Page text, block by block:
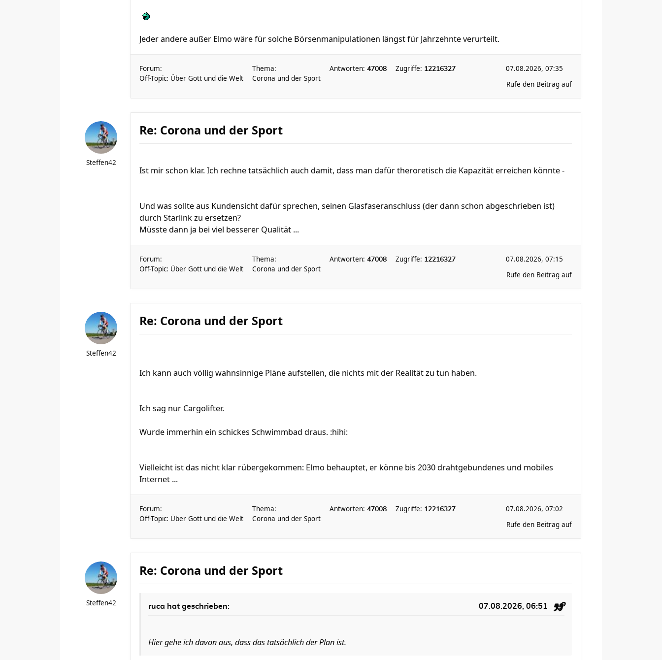
Jeder andere außer Elmo wäre für solche Börsenmanipulationen längst für Jahrzehnte verurteilt.
Forum:
Off-Topic: Über Gott und die Welt
Thema:
Corona und der Sport
Antworten: 47008 Zugriffe: 12216327
07.08.2026, 07:35
Rufe den Beitrag auf
Steffen42
Re: Corona und der Sport
Ist mir schon klar. Ich rechne tatsächlich auch damit, dass man dafür theroretisch die Kapazität erreichen könnte -
Und was sollte aus Kundensicht dafür sprechen, seinen Glasfaseranschluss (der dann schon abgeschrieben ist)
durch Starlink zu ersetzen?
Müsste dann ja bei viel besserer Qualität ...
Forum:
Off-Topic: Über Gott und die Welt
Thema:
Corona und der Sport
Antworten: 47008 Zugriffe: 12216327
07.08.2026, 07:15
Rufe den Beitrag auf
Steffen42
Re: Corona und der Sport
Ich kann auch völlig wahnsinnige Pläne aufstellen, die nichts mit der Realität zu tun haben.
Ich sag nur Cargolifter.
Wurde immerhin ein schickes Schwimmbad draus. :hihi:
Vielleicht ist das nicht klar rübergekommen: Elmo behauptet, er könne bis 2030 drahtgebundenes und mobiles
Internet ...
Forum:
Off-Topic: Über Gott und die Welt
Thema:
Corona und der Sport
Antworten: 47008 Zugriffe: 12216327
07.08.2026, 07:02
Rufe den Beitrag auf
Steffen42
Re: Corona und der Sport
ruca hat geschrieben: 07.08.2026, 06:51
Hier gehe ich davon aus, dass das tatsächlich der Plan ist.